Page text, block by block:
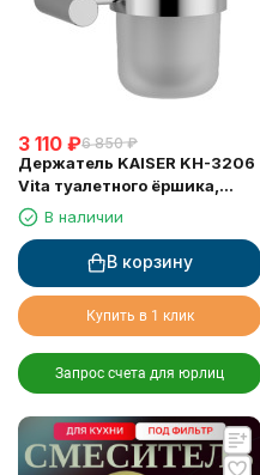
3 110 ₽6 850 ₽
Держатель KAISER KH-3206
Vita туалетного ёршика,
настенный
В наличии
В корзину
Купить в 1 клик
Запрос счета для юрлиц